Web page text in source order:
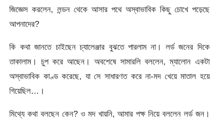
জিজ্ঞেস করলেন, লন্ডন থেকে আসার পথে অস্বাভাবিক কিছু চোখে পড়েছে
আপনাদের?
কি কথা জানতে চাইছেন চ্যালেঞ্জার বুঝতে পারলাম না। লর্ড জনের দিকে
তাকালাম। চুপ করে আছেন। অবশেষে সামারলি বললেন, ম্যালোন একটা
অস্বাভাবিক কাণ্ড করেছে, যা সে সাধারণত করে না-মদ খেয়ে মাতাল হয়ে
গিয়েছিল…।
মিথ্যে কথা বলছেন কেন? ও মদ খায়নি, আমার পক্ষ নিয়ে বললেন লর্ড জন।